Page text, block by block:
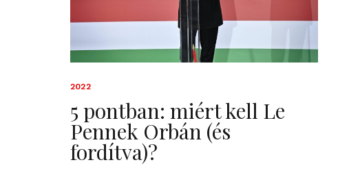
2022
5 pontban: miért kell Le
Pennek Orbán (és
fordítva)?